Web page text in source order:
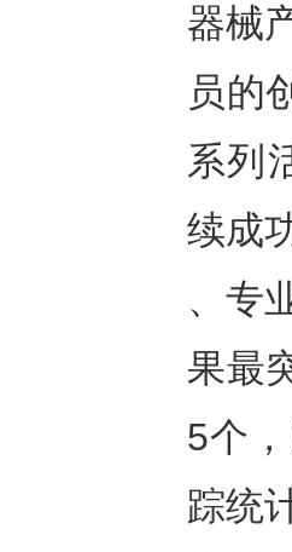
器械
员的
系列
续成
、专
果最
5个
踪统